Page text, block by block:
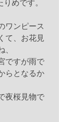
めです。
ワンピース
て、お花見
、
ですが雨で
らとなるか
夜桜見物で